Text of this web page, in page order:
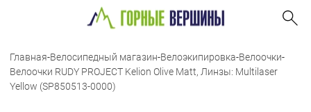
Главная-Велосипедный магазин-Велоэкипировка-Велоочки-
Велоочки RUDY PROJECT Kelion Olive Matt, Линзы: Multilaser
Yellow (SP850513-0000)